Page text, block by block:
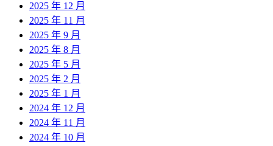
2025 年 12 月
2025 年 11 月
2025 年 9 月
2025 年 8 月
2025 年 5 月
2025 年 2 月
2025 年 1 月
2024 年 12 月
2024 年 11 月
2024 年 10 月